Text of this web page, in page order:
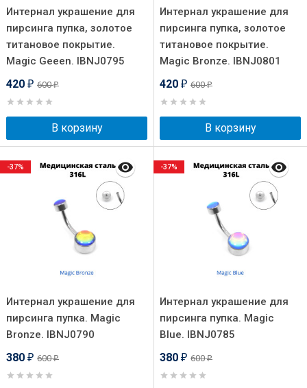
Интернал украшение для
пирсинга пупка, золотое
титановое покрытие.
Magic Geeen. IBNJ0795
420 ₽ 600₽
В корзину
Интернал украшение для
пирсинга пупка, золотое
титановое покрытие.
Magic Bronze. IBNJ0801
420 ₽ 600₽
В корзину
Интернал украшение для
пирсинга пупка. Magic
Bronze. IBNJ0790
380 ₽ 600₽
-37%
Интернал украшение для
пирсинга пупка. Magic
Blue. IBNJ0785
380 ₽ 600₽
-37%